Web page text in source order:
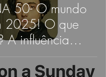
50- O mundo
2025! O que
A influência
de